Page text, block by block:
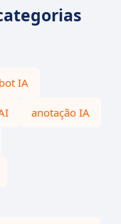
IA
anotação IA